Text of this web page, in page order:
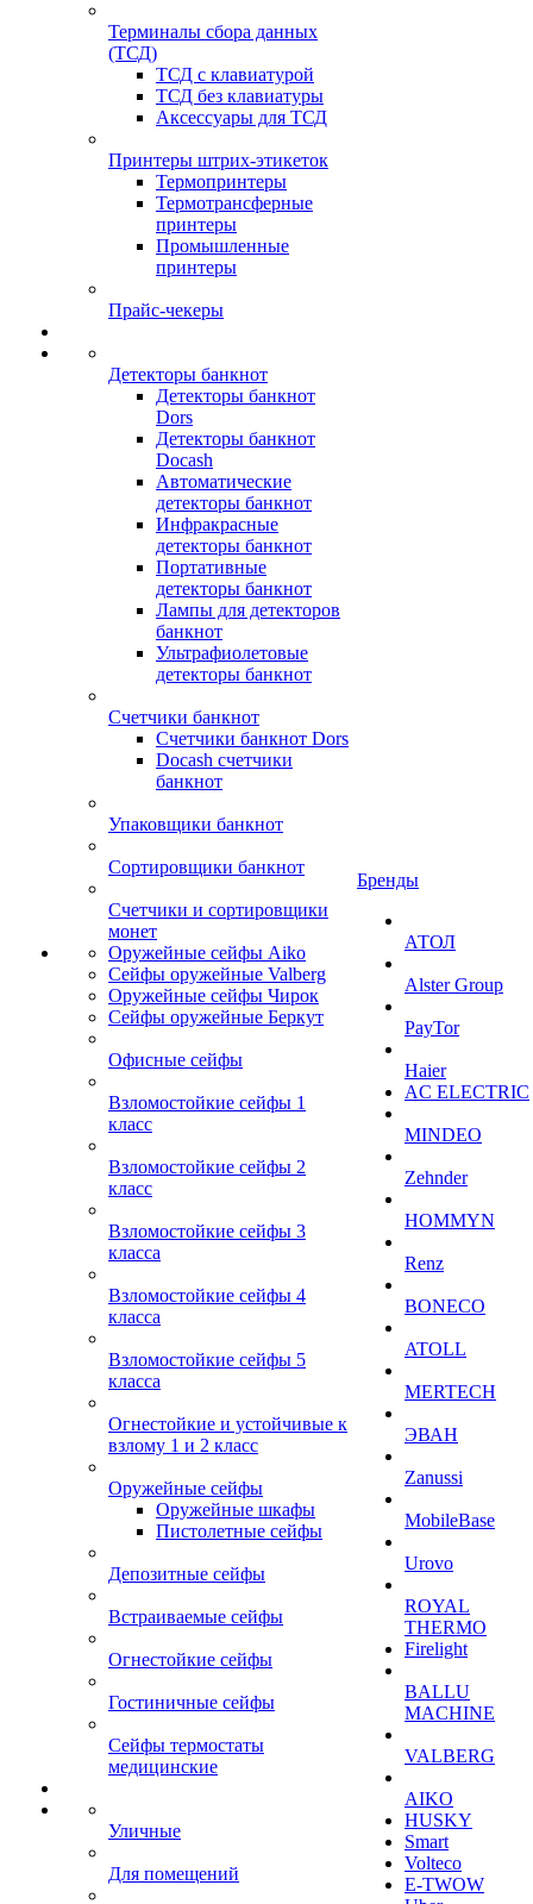
Терминалы сбора данных
(ТСД)
ТСД с клавиатурой
ТСД без клавиатуры
Аксессуары для ТСД
Принтеры штрих-этикеток
Термопринтеры
Термотрансферные
принтеры
Промышленные
принтеры
Прайс-чекеры
Детекторы банкнот
Детекторы банкнот
Dors
Детекторы банкнот
Docash
Автоматические
детекторы банкнот
Инфракрасные
детекторы банкнот
Портативные
детекторы банкнот
Лампы для детекторов
банкнот
Ультрафиолетовые
детекторы банкнот
Счетчики банкнот
Счетчики банкнот Dors
Docash счетчики
банкнот
Упаковщики банкнот
Сортировщики банкнот
Счетчики и сортировщики
монет
Оружейные сейфы Aiko
Сейфы оружейные Valberg
Оружейные сейфы Чирок
Сейфы оружейные Беркут
Офисные сейфы
Взломостойкие сейфы 1
класс
Взломостойкие сейфы 2
класс
Взломостойкие сейфы 3
класса
Взломостойкие сейфы 4
класса
Взломостойкие сейфы 5
класса
Огнестойкие и устойчивые к
взлому 1 и 2 класс
Оружейные сейфы
Оружейные шкафы
Пистолетные сейфы
Депозитные сейфы
Встраиваемые сейфы
Огнестойкие сейфы
Гостиничные сейфы
Сейфы термостаты
медицинские
Уличные
Для помещений
Бренды
АТОЛ
Alster Group
PayTor
Haier
AC ELECTRIC
MINDEO
Zehnder
HOMMYN
Renz
BONECO
ATOLL
MERTECH
ЭВАН
Zanussi
MobileBase
Urovo
ROYAL
THERMO
Firelight
BALLU
MACHINE
VALBERG
AIKO
HUSKY
Smart
Volteco
E-TWOW